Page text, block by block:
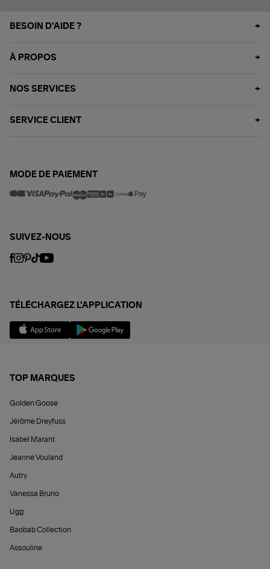
BESOIN D'AIDE ?
À PROPOS
NOS SERVICES
SERVICE CLIENT
MODE DE PAIEMENT
SUIVEZ-NOUS
TÉLÉCHARGEZ L'APPLICATION
TOP MARQUES
Golden Goose
Jérôme Dreyfuss
Isabel Marant
Jeanne Vouland
Autry
Vanessa Bruno
Ugg
Baobab Collection
Assouline